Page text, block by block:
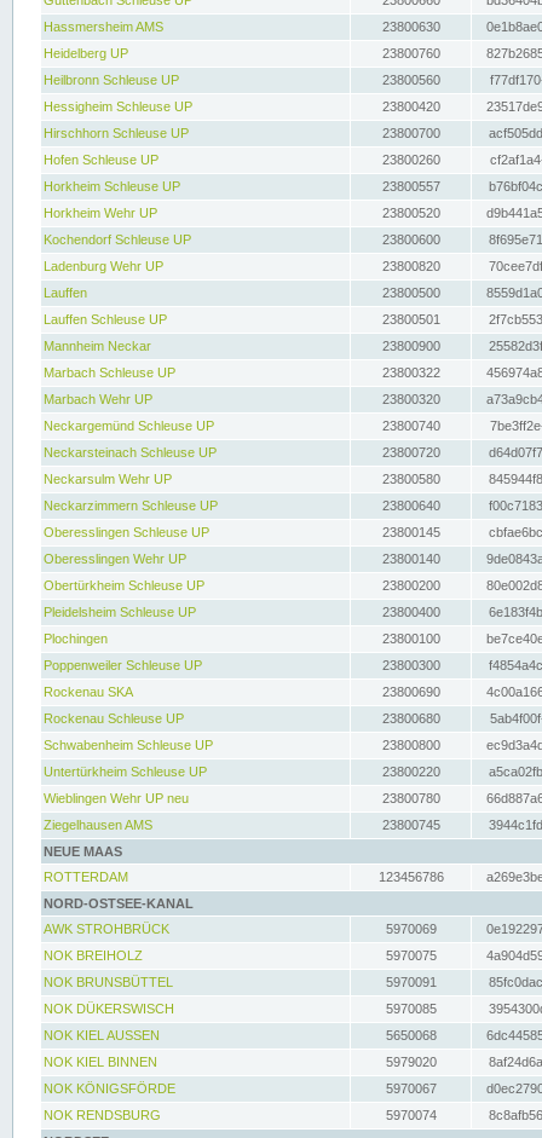
Hassmersheim AMS
23800630
Heidelberg UP
23800760
Heilbronn Schleuse UP
23800560
Hessigheim Schleuse UP
23800420
Hirschhorn Schleuse UP
23800700
Hofen Schleuse UP
23800260
Horkheim Schleuse UP
23800557
Horkheim Wehr UP
23800520
Kochendorf Schleuse UP
23800600
Ladenburg Wehr UP
23800820
Lauffen
23800500
Lauffen Schleuse UP
23800501
Mannheim Neckar
23800900
Marbach Schleuse UP
23800322
Marbach Wehr UP
23800320
Neckargemünd Schleuse UP
23800740
Neckarsteinach Schleuse UP
23800720
Neckarsulm Wehr UP
23800580
Neckarzimmern Schleuse UP
23800640
Oberesslingen Schleuse UP
23800145
Oberesslingen Wehr UP
23800140
Obertürkheim Schleuse UP
23800200
Pleidelsheim Schleuse UP
23800400
Plochingen
23800100
Poppenweiler Schleuse UP
23800300
Rockenau SKA
23800690
Rockenau Schleuse UP
23800680
Schwabenheim Schleuse UP
23800800
Untertürkheim Schleuse UP
23800220
Wieblingen Wehr UP neu
23800780
Ziegelhausen AMS
23800745
NEUE MAAS
ROTTERDAM
123456786
NORD-OSTSEE-KANAL
AWK STROHBRÜCK
5970069
NOK BREIHOLZ
5970075
NOK BRUNSBÜTTEL
5970091
NOK DÜKERSWISCH
5970085
NOK KIEL AUSSEN
5650068
NOK KIEL BINNEN
5979020
NOK KÖNIGSFÖRDE
5970067
NOK RENDSBURG
5970074